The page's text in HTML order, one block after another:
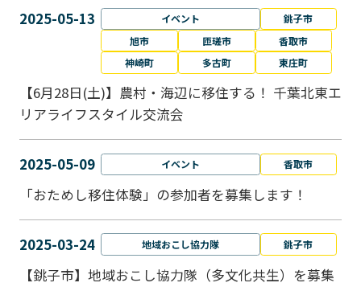
2025-05-13 イベント
銚子市
旭市
匝瑳市
香取市
神崎町
多古町 東庄町
【6月28日(土)】農村・海辺に移住する！ 千葉北東エ
リアライフスタイル交流会
2025-05-09 イベント 香取市
「おためし移住体験」の参加者を募集します！
2025-03-24 地域おこし協力隊 銚子市
【銚子市】地域おこし協力隊（多文化共生）を募集